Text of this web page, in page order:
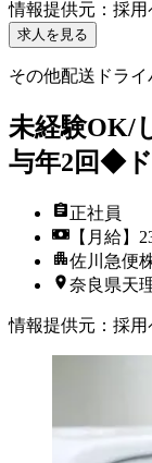
情報提供元 ： 採用
求人を見る
その他配送ドライ
未経験OK/
与年2回◆
正社員
【月給】
佐川急便
奈良県天
情報提供元 ： 採用